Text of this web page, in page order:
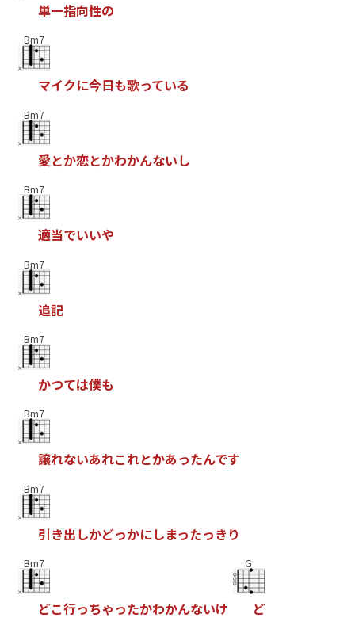
単一指向性の
Bm7
マイクに今日も歌っている
Bm7
愛とか恋とかわかんないし
Bm7
適当でいいや
Bm7
追記
Bm7
かつては僕も
Bm7
譲れないあれこれとかあったんです
Bm7
引き出しかどっかにしまったっき り
Bm7
どこ行っちゃったかわかんないけ
G
ど